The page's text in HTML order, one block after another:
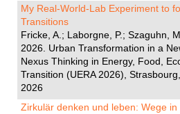
My Real-World-Lab Experiment to
Transitions
Fricke, A.; Laborgne, P.; Szaguhn,
2026. Urban Transformation in a
Nexus Thinking in Energy, Food,
Transition (UERA 2026),
2026
Zirkulär denken und leben: Wege in